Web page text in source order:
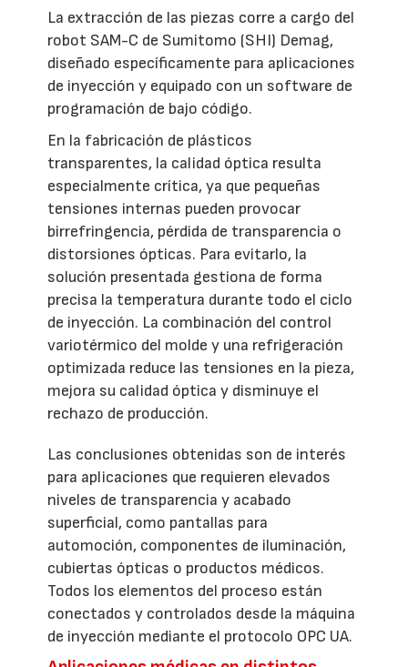
La extracción de las piezas corre a cargo del
robot SAM-C de Sumitomo (SHI) Demag,
diseñado específicamente para aplicaciones
de inyección y equipado con un software de
programación de bajo código.
En la fabricación de plásticos
transparentes, la calidad óptica resulta
especialmente crítica, ya que pequeñas
tensiones internas pueden provocar
birrefringencia, pérdida de transparencia o
distorsiones ópticas. Para evitarlo, la
solución presentada gestiona de forma
precisa la temperatura durante todo el ciclo
de inyección. La combinación del control
variotérmico del molde y una refrigeración
optimizada reduce las tensiones en la pieza,
mejora su calidad óptica y disminuye el
rechazo de producción.
Las conclusiones obtenidas son de interés
para aplicaciones que requieren elevados
niveles de transparencia y acabado
superficial, como pantallas para
automoción, componentes de iluminación,
cubiertas ópticas o productos médicos.
Todos los elementos del proceso están
conectados y controlados desde la máquina
de inyección mediante el protocolo OPC UA.